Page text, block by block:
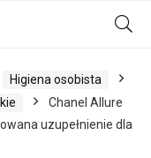
Higiena osobista
Chanel Allure
uzupełnienie dla